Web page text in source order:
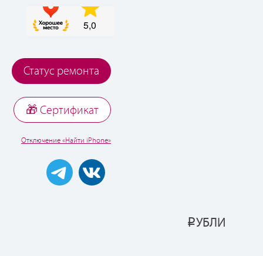
Статус ремонта
🎁 Cертификат
Отключение «Найти iPhone»
РУБЛИ